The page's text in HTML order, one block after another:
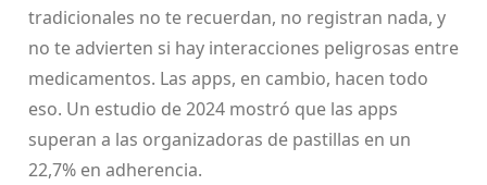
tradicionales no te recuerdan, no registran nada, y
no te advierten si hay interacciones peligrosas entre
medicamentos. Las apps, en cambio, hacen todo
eso. Un estudio de 2024 mostró que las apps
superan a las organizadoras de pastillas en un
22,7% en adherencia.